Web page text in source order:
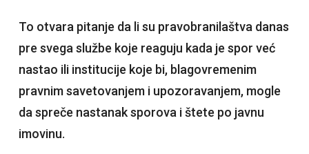
To otvara pitanje da li su pravobranilaštva danas
pre svega službe koje reaguju kada je spor već
nastao ili institucije koje bi, blagovremenim
pravnim savetovanjem i upozoravanjem, mogle
da spreče nastanak sporova i štete po javnu
imovinu.